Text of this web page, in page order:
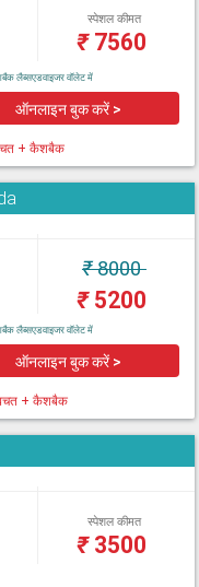
स्पेशल कीमत
₹7560
लैब्सएडवाइजर वॉलेट में
ऑनलाइन बुक करें >
+ कैशबैक
₹8000
₹5200
लैब्सएडवाइजर वॉलेट में
ऑनलाइन बुक करें >
+ कैशबैक
स्पेशल कीमत
₹3500